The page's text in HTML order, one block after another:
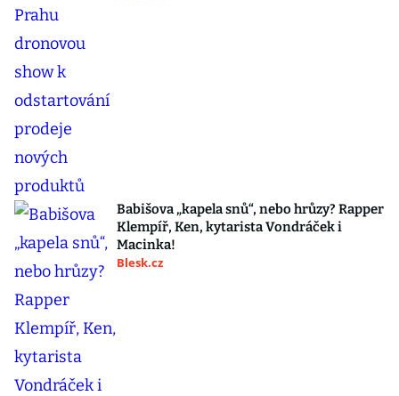
Babišova „kapela snů“, nebo hrůzy? Rapper
Klempíř, Ken, kytarista Vondráček i
Macinka!
Blesk.cz